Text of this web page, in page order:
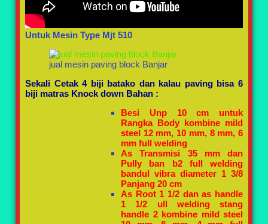
Untuk Mesin Type Mjt 510
jual mesin paving block Banjar
Sekali Cetak 4 biji batako dan kalau paving bisa 6
biji matras Knock down Bahan :
Besi Unp 10 cm untuk
Rangka Body kombine mild
steel 12 mm, 10 mm, 8 mm, 6
mm full welding
As Transmisi 35 mm dan
Pully ban b2 full welding
bandul vibra diameter 1 3/8
Panjang 20 cm
As Root 1 1/2 dan as handle
1 1/2 ull welding stang
handle 2 kombine mild steel